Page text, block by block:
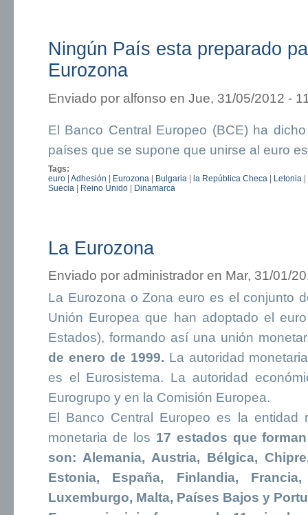
Ningún País esta preparado
Eurozona
Enviado por alfonso en Jue, 31/05/2012 -
El Banco Central Europeo (BCE) ha
países que se supone que unirse al euro
Tags:
euro Adhesión Eurozona Bulgaria la República Checa Letonia
Suecia
Reino Unido Dinamarca
La Eurozona
Enviado por administrador en Mar, 31/01/
La Eurozona o Zona euro es el conjunto
Unión Europea que han adoptado el
Estados), formando así una unión
de enero de 1999. La autoridad
es el Eurosistema. La autoridad
Eurogrupo y en la Comisión Europea.
El Banco Central Europeo es la entidad
monetaria de los 17 estados que
son: Alemania, Austria, Bélgica,
Estonia, España, Finlandia,
Luxemburgo, Malta, Países Bajos y